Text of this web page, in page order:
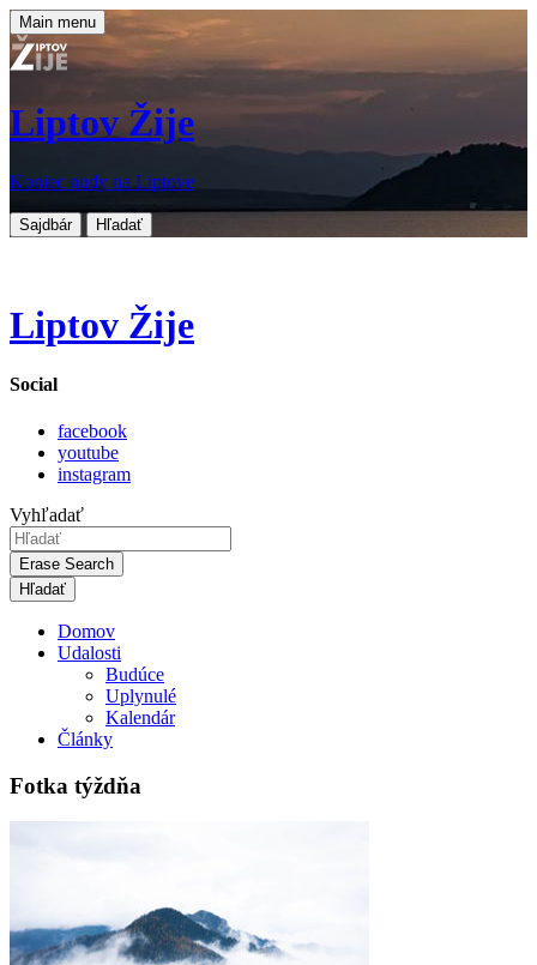
Main menu
Liptov Žije
Koniec nudy na Liptove
Sajdbár Hľadať
Liptov Žije
Social
facebook
youtube
instagram
Vyhľadať
Erase Search
Domov
Udalosti
Budúce
Uplynulé
Kalendár
Články
Fotka týždňa